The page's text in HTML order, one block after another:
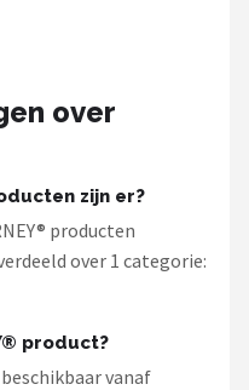
over
zijn er?
producten
over 1 categorie:
product?
vanaf